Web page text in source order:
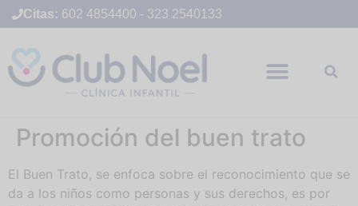
Citas: 602 4854400 - 323 2540133
Promoción del buen trato
El Buen Trato, se enfoca sobre el reconocimiento que se
da a los niños como personas y sus derechos, es por